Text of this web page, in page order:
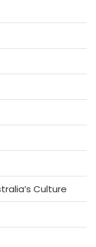
Culture